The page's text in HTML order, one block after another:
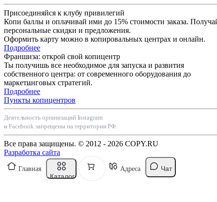
Присоединяйся к клубу привилегий
Копи баллы и оплачивай ими до 15% стоимости заказа.
персональные скидки и предложения.
Оформить карту можно в копировальных центрах и онлайн.
Подробнее
Франшиза: открой свой копицентр
Ты получишь все необходимое для запуска и развития
собственного центра: от современного оборудования до
маркетинговых стратегий.
Подробнее
Пункты копицентров
Деятельность организаций Instagram
и Facebook запрещены на территории РФ.
Все права защищены. © 2012 - 2026 COPY.RU
Разработка сайта
Главная
Каталог
Адреса Чат